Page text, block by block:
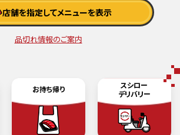
店舗を指定してメニューを表示
品切れ情報のご案内
お持ち帰り
スシロー
デリバリー